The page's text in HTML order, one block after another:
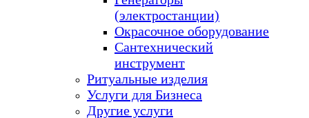
(электростанции)
Окрасочное оборудование
Сантехнический
инструмент
Ритуальные изделия
Услуги для Бизнеса
Другие услуги